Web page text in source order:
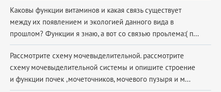
Каковы функции витаминов и какая связь существует
между их появлением и экологией данного вида в
прошлом? Функции я знаю, а вот со связью проьлема:( п...
Рассмотрите схему мочевыделительной. рассмотрите
схему мочевыделительной системы и опишите строение
и функции почек ,мочеточников, мочевого пузыря и м...